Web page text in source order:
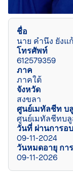
ชื่อ
นาย คำนึง ยังแ
โทรศัพท์
612579359
ภาค
ภาคใต้
จังหวัด
สงขลา
ศูนย์เมทัลชีท บ
ศูนย์เมทัลชีทบ
วันที่ ผ่านการอ
09-11-2024
วันหมดอายุ กา
09-11-2026